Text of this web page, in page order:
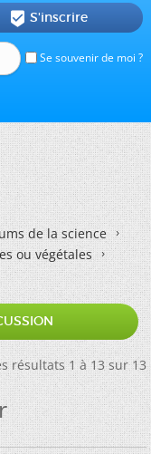
Se souvenir de moi ?
 S'inscrire
de la science
ou végétales
résultats 1 à 13 sur 13